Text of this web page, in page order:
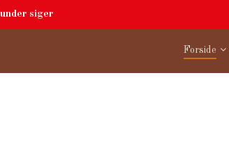
siger
Forside